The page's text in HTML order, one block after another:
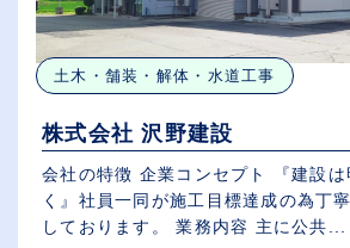
土木・舗装・解体・水道工事
株式会社 沢野建設
会社の特徴 企業コンセプト 『建設
く』社員一同が施工目標達成の為丁
しております。 業務内容 主に公共...